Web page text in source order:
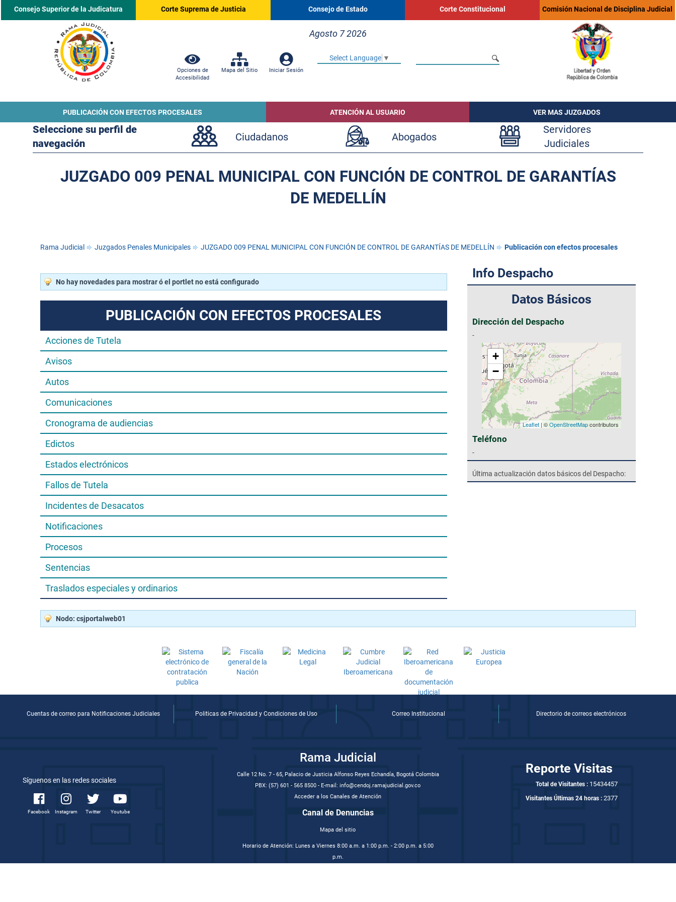
Consejo Superior de la Judicatura Corte Suprema de Justicia Consejo de Estado Corte Constitucional Comisión Nacional de Disciplina Judicial
Agosto 7 2026
Opciones de
Accesibilidad
Mapa del Sitio Iniciar Sesión
Select Language ▼
PUBLICACIÓN CON EFECTOS PROCESALES ATENCIÓN AL USUARIO VER MAS JUZGADOS
Seleccione su perfil de
navegación
Ciudadanos Abogados
Servidores
Judiciales
JUZGADO 009 PENAL MUNICIPAL CON FUNCIÓN DE CONTROL DE GARANTÍAS
DE MEDELLÍN
Rama Judicial Juzgados Penales Municipales JUZGADO 009 PENAL MUNICIPAL CON FUNCIÓN DE CONTROL DE GARANTÍAS DE MEDELLÍN Publicación con efectos procesales
No hay novedades para mostrar ó el portlet no está configurado
PUBLICACIÓN CON EFECTOS PROCESALES
Acciones de Tutela
Avisos
Autos
Comunicaciones
Cronograma de audiencias
Edictos
Estados electrónicos
Fallos de Tutela
Incidentes de Desacatos
Notificaciones
Procesos
Sentencias
Traslados especiales y ordinarios
Info Despacho
Datos Básicos
Dirección del Despacho
-
+
−
Leaflet | ©OpenStreetMapcontributors
Teléfono
-
Última actualización datos básicos del Despacho:
Nodo: csjportalweb01
Cuentas de correo para Notificaciones Judiciales Politicas de Privacidad y Condiciones de Uso Correo Institucional Directorio de correos electrónicos
Síguenos en las redes sociales
Facebook Instagram Twitter Youtube
Rama Judicial
Calle 12 No. 7 - 65, Palacio de Justicia Alfonso Reyes Echandía, Bogotá Colombia
PBX: (57) 601 - 565 8500 - E-mail: info@cendoj.ramajudicial.gov.co
Acceder a los Canales de Atención
Canal de Denuncias
Mapa del sitio
Horario de Atención: Lunes a Viernes 8:00 a.m. a 1:00 p.m. - 2:00 p.m. a 5:00
p.m.
Reporte Visitas
Total de Visitantes : 15434457
Visitantes Últimas 24 horas : 2377